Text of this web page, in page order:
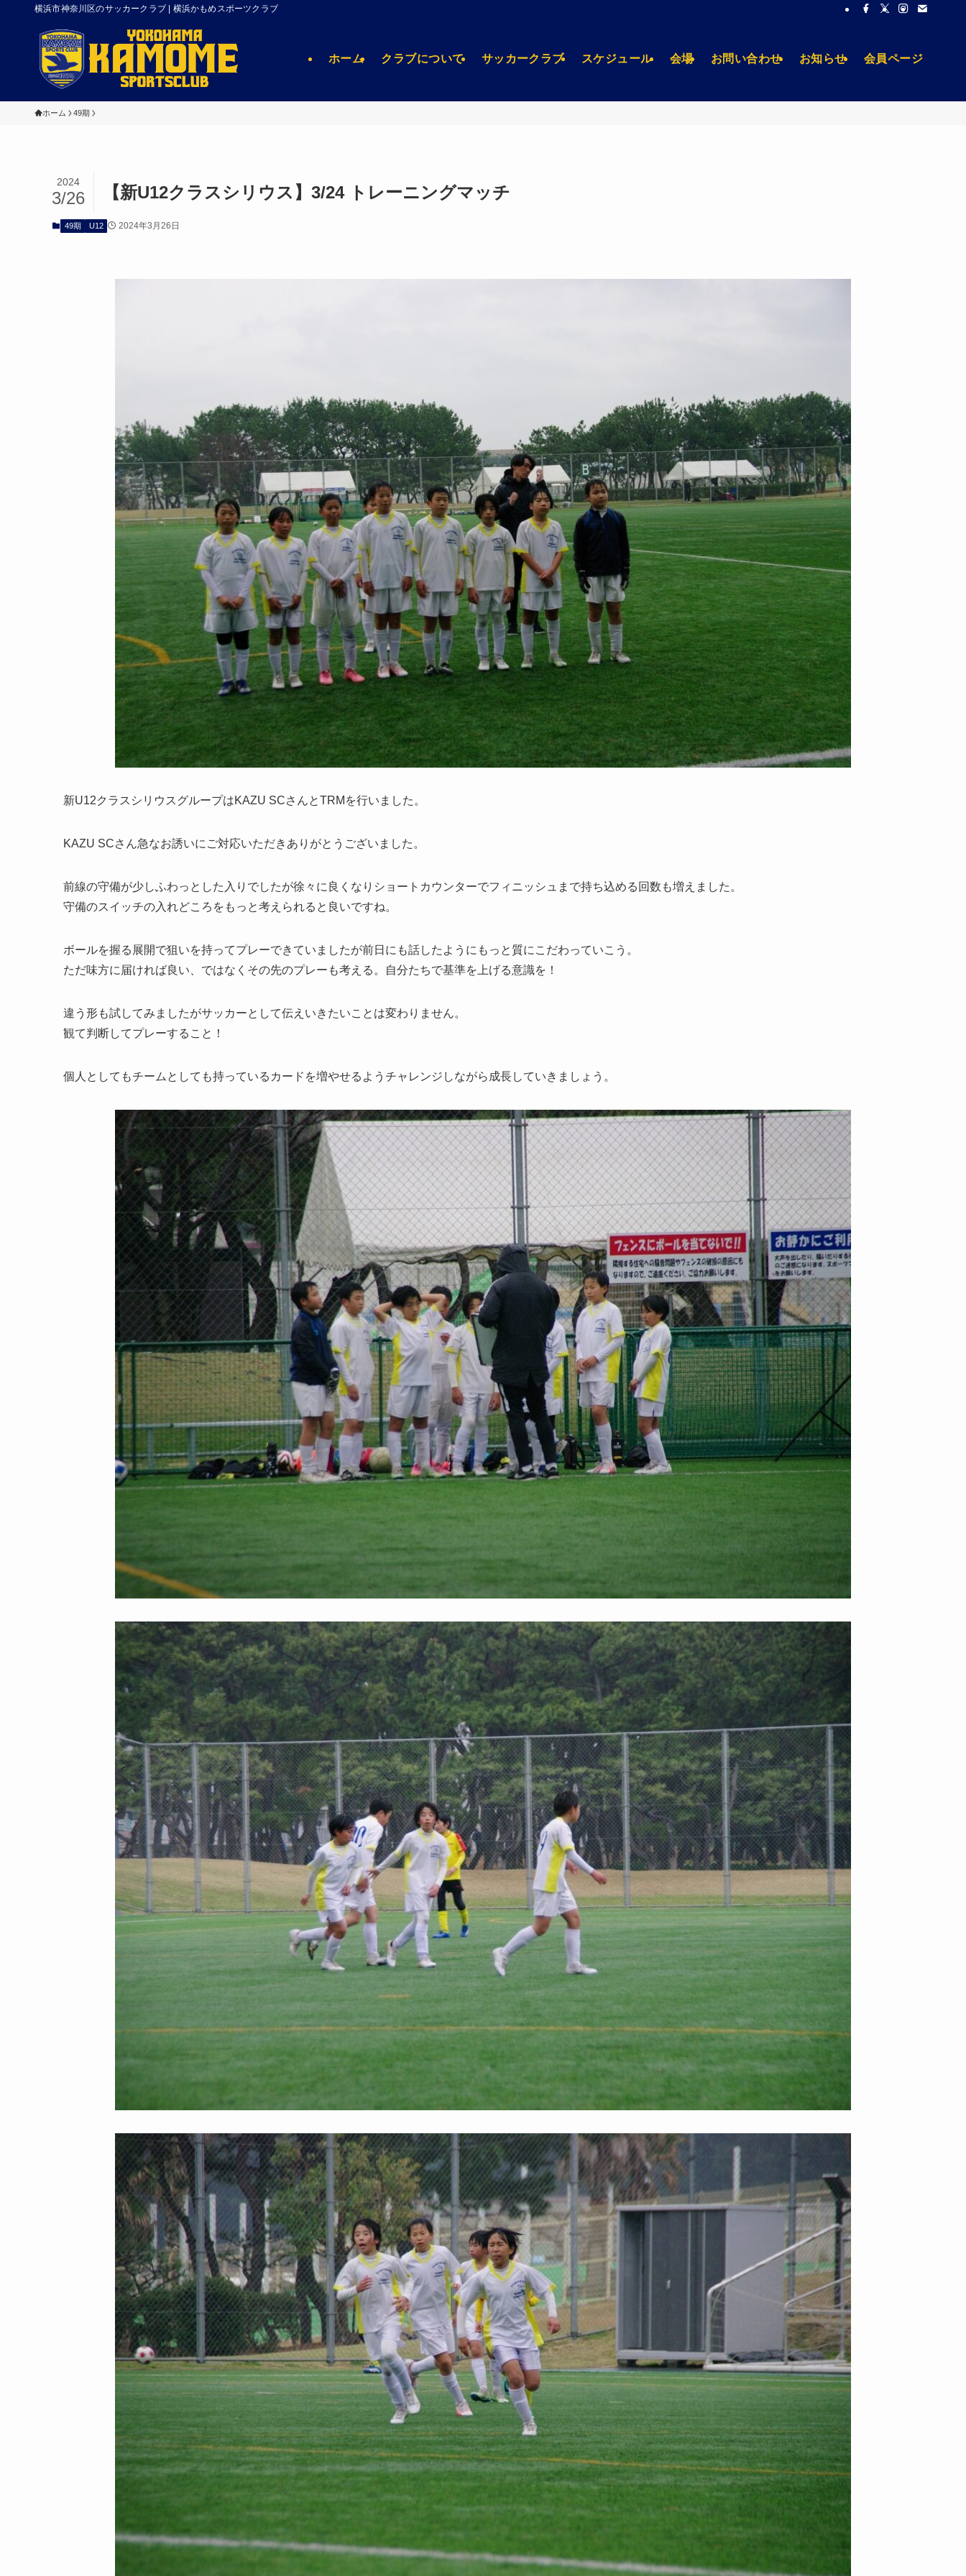
横浜市神奈川区のサッカークラブ | 横浜かもめスポーツクラブ
ホーム クラブについて サッカークラブ スケジュール 会場 お問い合わせ お知らせ 会員ページ
ホーム 49期
【新U12クラスシリウス】3/24 トレーニングマッチ
2024
3/26
49期 U12 2024年3月26日
新U12クラスシリウスグループはKAZU SCさんとTRMを行いました。
KAZU SCさん急なお誘いにご対応いただきありがとうございました。
前線の守備が少しふわっとした入りでしたが徐々に良くなりショートカウンターでフィニッシュまで持ち込める回数も増えました。
守備のスイッチの入れどころをもっと考えられると良いですね。
ボールを握る展開で狙いを持ってプレーできていましたが前日にも話したようにもっと質にこだわっていこう。
ただ味方に届ければ良い、ではなくその先のプレーも考える。自分たちで基準を上げる意識を！
違う形も試してみましたがサッカーとして伝えいきたいことは変わりません。
観て判断してプレーすること！
個人としてもチームとしても持っているカードを増やせるようチャレンジしながら成長していきましょう。